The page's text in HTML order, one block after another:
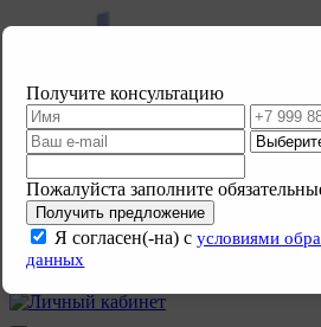
ПЕРЕУСТУПКИ.РФ
Главная О компании Инвесторам
купить Стать партнёром
Продать квартиру
Получите консультацию
Пожалуйста заполните
Получить предложение
Я согласен(-на) сусловиями
данных